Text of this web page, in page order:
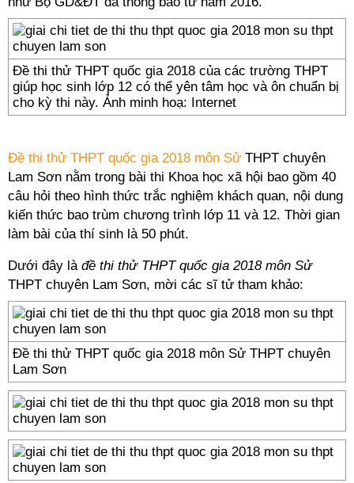
Đề thi thử THPT quốc gia 2018 của các trường THPT
giúp học sinh lớp 12 có thể yên tâm học và ôn chuẩn bị
cho kỳ thi này. Ảnh minh hoạ: Internet
Đề thi thử THPT quốc gia 2018 môn Sử THPT chuyên
Lam Sơn nằm trong bài thi Khoa học xã hội bao gồm 40
câu hỏi theo hình thức trắc nghiệm khách quan, nội dung
kiến thức bao trùm chương trình lớp 11 và 12. Thời gian
làm bài của thí sinh là 50 phút.
Dưới đây là đề thi thử THPT quốc gia 2018 môn Sử
THPT chuyên Lam Sơn, mời các sĩ tử tham khảo:
Đề thi thử THPT quốc gia 2018 môn Sử THPT chuyên
Lam Sơn